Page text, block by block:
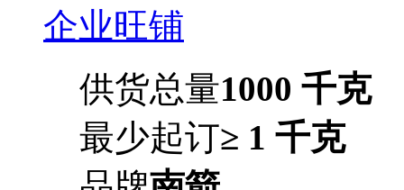
企业旺铺
供货总量1000 千克
最少起订≥ 1 千克